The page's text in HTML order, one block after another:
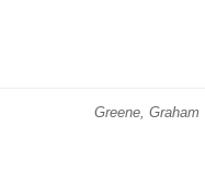
Greene, Graham